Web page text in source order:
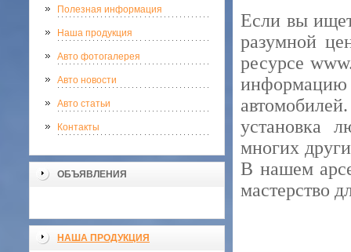
Полезная информация
Наша продукция
Авто фотогалерея
Авто новости
Авто статьи
Контакты
ОБЪЯВЛЕНИЯ
НАША ПРОДУКЦИЯ
Если вы
разумной
ресурсе
информацию
установка
многих
В нашем
мастерство